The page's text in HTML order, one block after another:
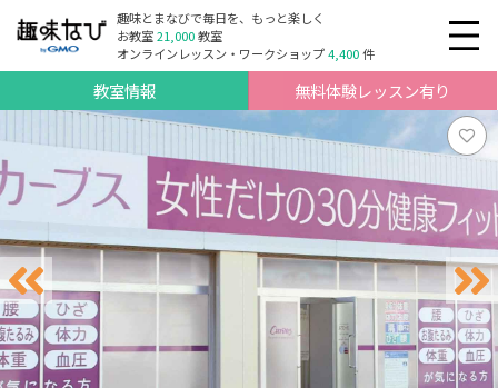
趣味とまなびで毎日を、もっと楽しく
お教室21,000教室
オンラインレッスン・ワークショップ4,400件
教室情報 無料体験レッスン有り